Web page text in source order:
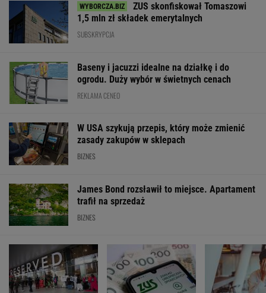
ZUS skonfiskował Tomaszowi
1,5 mln zł składek emerytalnych
SUBSKRYPCJA
Baseny i jacuzzi idealne na działkę i do
ogrodu. Duży wybór w świetnych cenach
REKLAMA CENEO
W USA szykują przepis, który może zmienić
zasady zakupów w sklepach
BIZNES
James Bond rozsławił to miejsce. Apartament
trafił na sprzedaż
BIZNES